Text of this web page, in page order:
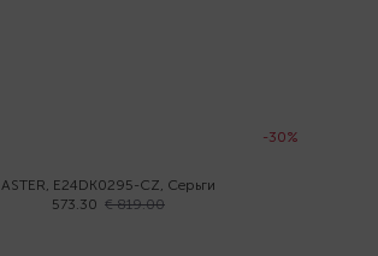
-30%
ASTER, E24DK0295-CZ, Серьги
573.30 € 819.00